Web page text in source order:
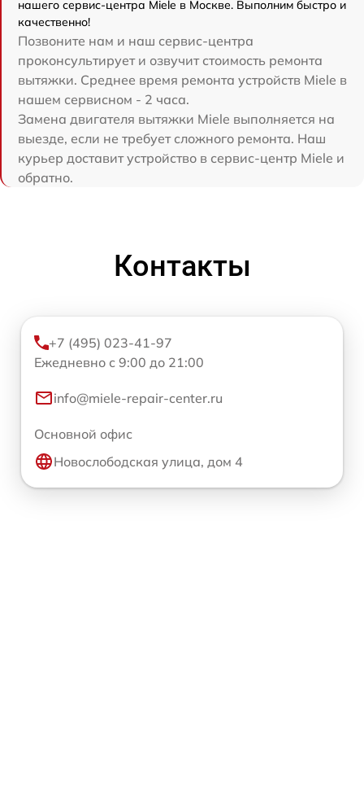
нашего сервис-центра Miele в Москве. Выполним быстро и
качественно!
Позвоните нам и наш сервис-центра
проконсультирует и озвучит стоимость ремонта
вытяжки. Среднее время ремонта устройств Miele в
нашем сервисном - 2 часа.
Замена двигателя вытяжки Miele выполняется на
выезде, если не требует сложного ремонта. Наш
курьер доставит устройство в сервис-центр Miele и
обратно.
Контакты
+7 (495) 023-41-97
Ежедневно с 9:00 до 21:00
info@miele-repair-center.ru
Основной офис
Новослободская улица, дом 4